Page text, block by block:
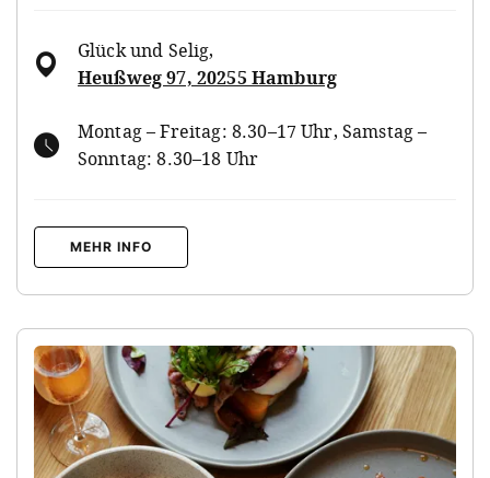
Glück und Selig,
Heußweg 97, 20255 Hamburg
Montag – Freitag: 8.30–17 Uhr, Samstag –
Sonntag: 8.30–18 Uhr
MEHR INFO